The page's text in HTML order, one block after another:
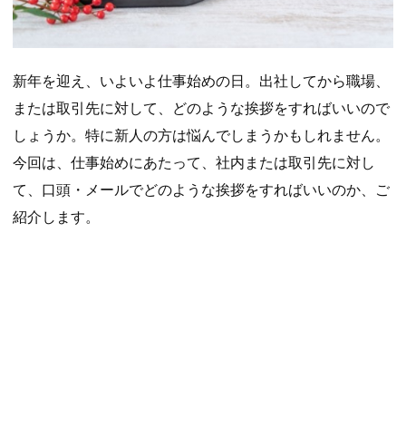
新年を迎え、いよいよ仕事始めの日。出社してから職場、
または取引先に対して、どのような挨拶をすればいいので
しょうか。特に新人の方は悩んでしまうかもしれません。
今回は、仕事始めにあたって、社内または取引先に対し
て、口頭・メールでどのような挨拶をすればいいのか、ご
紹介します。